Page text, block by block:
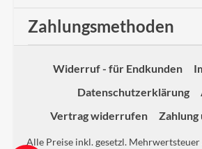
Zahlungsmethoden
Widerruf - für Endkunden
Datenschutzerklärung
Vertrag widerrufen
Zahlung
Alle Preise inkl. gesetzl. Mehrwertsteuer